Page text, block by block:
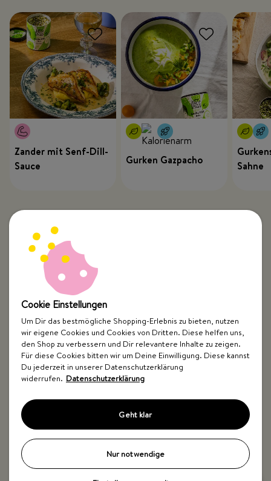
Zander mit Senf-Dill-
Sauce
Gurken Gazpacho
Sahne
Top Kategorien
Just Spices
Cookie Einstellungen
Um Dir das bestmögliche Shopping-Erlebnis zu bieten, nutzen
wir eigene Cookies und Cookies von Dritten. Diese helfen uns,
den Shop zu verbessern und Dir relevantere Inhalte zu zeigen.
Für diese Cookies bitten wir um Deine Einwilligung. Diese kannst
Du jederzeit in unserer Datenschutzerklärung
widerrufen. Datenschutzerklärung
Geht klar
Nur notwendige